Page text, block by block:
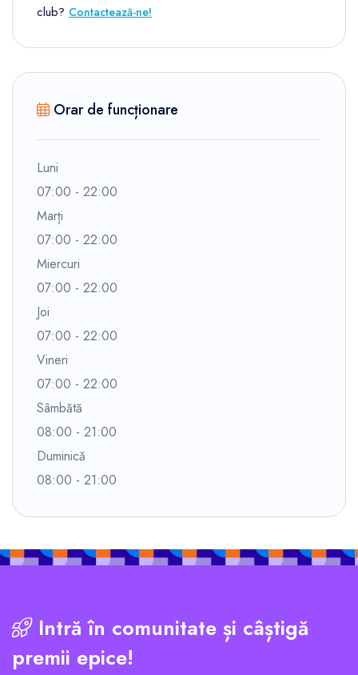
club? Contactează-ne!
Orar de funcționare
Luni
07:00 - 22:00
Marți
07:00 - 22:00
Miercuri
07:00 - 22:00
Joi
07:00 - 22:00
Vineri
07:00 - 22:00
Sâmbătă
08:00 - 21:00
Duminică
08:00 - 21:00
Intră în comunitate și câștigă
premii epice!